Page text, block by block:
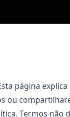
página
ou
Termos não